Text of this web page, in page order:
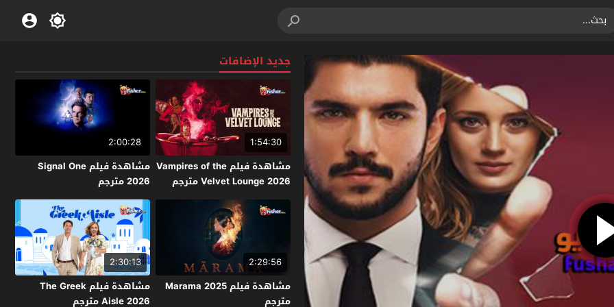
جديد الإضافات
1:54:30
مشاهدة فيلم Vampires of the
Velvet Lounge 2026 مترجم
2:00:28
مشاهدة فيلم Signal One
2026 مترجم
2:29:56
مشاهدة فيلم Marama 2025
مترجم
2:30:13
مشاهدة فيلم The Greek
Aisle 2026 مترجم